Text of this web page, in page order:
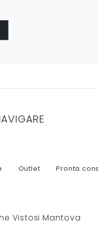
Outlet Pronta
Vistosi Mantova